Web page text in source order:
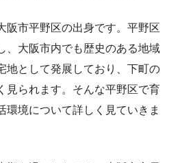
阪市平野区の出身です。平野区
、大阪市内でも歴史のある地域
地として発展しており、下町の
見られます。そんな平野区で育
環境について詳しく見ていきま